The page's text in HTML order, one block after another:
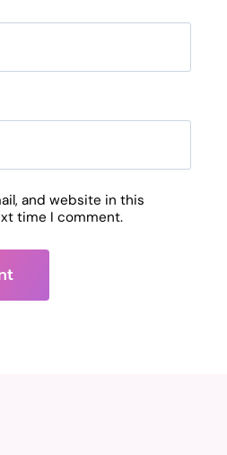
and website in this
time I comment.